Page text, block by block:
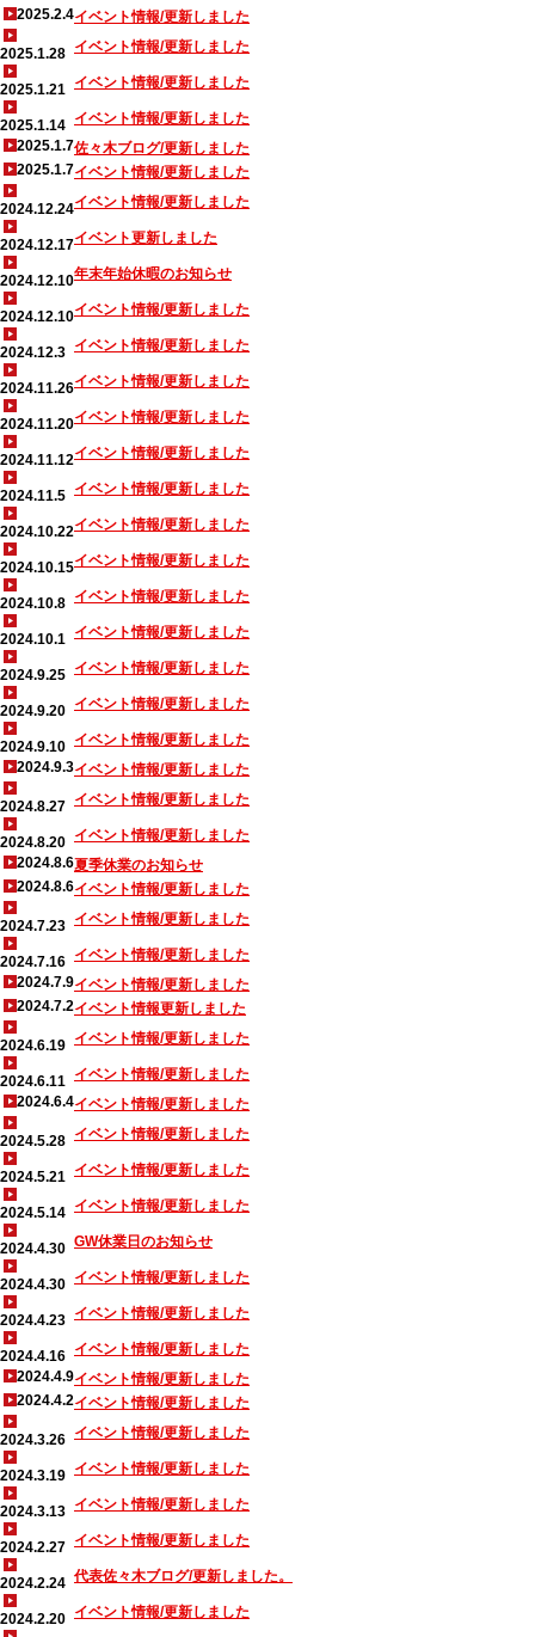
2025.2.4イベント情報/更新しました
2025.1.28 イベント情報/更新しました
2025.1.21 イベント情報/更新しました
2025.1.14 イベント情報/更新しました
2025.1.7佐々木ブログ/更新しました
2025.1.7イベント情報/更新しました
2024.12.24イベント情報/更新しました
2024.12.17イベント更新しました
2024.12.10年末年始休暇のお知らせ
2024.12.10イベント情報/更新しました
2024.12.3 イベント情報/更新しました
2024.11.26イベント情報/更新しました
2024.11.20イベント情報/更新しました
2024.11.12イベント情報/更新しました
2024.11.5 イベント情報/更新しました
2024.10.22イベント情報/更新しました
2024.10.15イベント情報/更新しました
2024.10.8 イベント情報/更新しました
2024.10.1 イベント情報/更新しました
2024.9.25 イベント情報/更新しました
2024.9.20 イベント情報/更新しました
2024.9.10 イベント情報/更新しました
2024.9.3イベント情報/更新しました
2024.8.27 イベント情報/更新しました
2024.8.20 イベント情報/更新しました
2024.8.6夏季休業のお知らせ
2024.8.6イベント情報/更新しました
2024.7.23 イベント情報/更新しました
2024.7.16 イベント情報/更新しました
2024.7.9イベント情報/更新しました
2024.7.2イベント情報更新しました
2024.6.19 イベント情報/更新しました
2024.6.11
イベント情報/更新しました
2024.6.4イベント情報/更新しました
2024.5.28 イベント情報/更新しました
2024.5.21 イベント情報/更新しました
2024.5.14 イベント情報/更新しました
2024.4.30 GW休業日のお知らせ
2024.4.30 イベント情報/更新しました
2024.4.23 イベント情報/更新しました
2024.4.16 イベント情報/更新しました
2024.4.9イベント情報/更新しました
2024.4.2イベント情報/更新しました
2024.3.26 イベント情報/更新しました
2024.3.19 イベント情報/更新しました
2024.3.13 イベント情報/更新しました
2024.2.27 イベント情報/更新しました
2024.2.24 代表佐々木ブログ/更新しました。
2024.2.20 イベント情報/更新しました